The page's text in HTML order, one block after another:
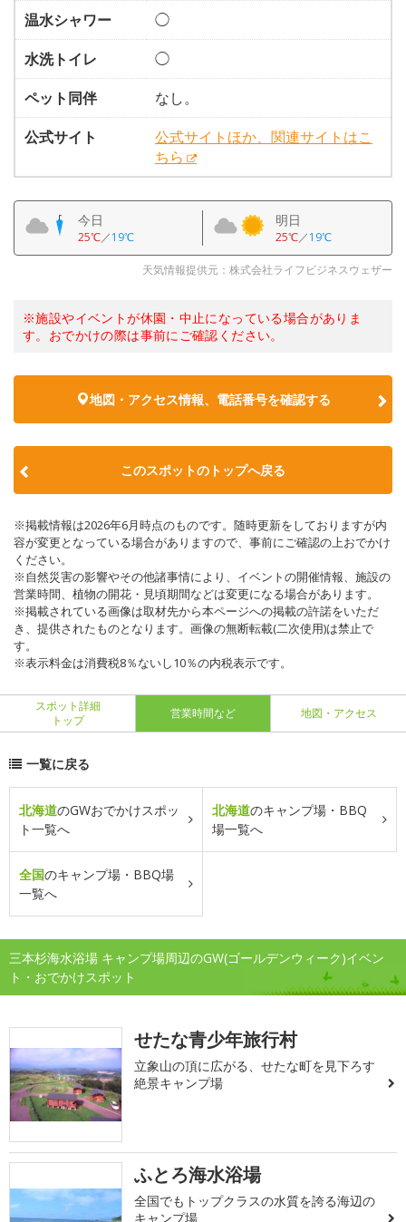
温水シャワー
◯
水洗トイレ
◯
ペット同伴
なし。
公式サイト
公式サイトほか、関連サイトはこ
ちら
今日
25℃／19℃
明日
25℃／19℃
天気情報提供元：株式会社ライフビジネスウェザー
※施設やイベントが休園・中止になっている場合がありま
す。おでかけの際は事前にご確認ください。
地図・アクセス情報、電話番号を確認する
このスポットのトップへ戻る
※掲載情報は2026年6月時点のものです。随時更新をしておりますが内
容が変更となっている場合がありますので、事前にご確認の上おでかけ
ください。
※自然災害の影響やその他諸事情により、イベントの開催情報、施設の
営業時間、植物の開花・見頃期間などは変更になる場合があります。
※掲載されている画像は取材先から本ページへの掲載の許諾をいただ
き、提供されたものとなります。画像の無断転載(二次使用)は禁止で
す。
※表示料金は消費税8％ないし10％の内税表示です。
スポット詳細
トップ
営業時間など 地図・アクセス
一覧に戻る
北海道のGWおでかけスポッ
ト一覧へ
北海道のキャンプ場・BBQ
場一覧へ
全国のキャンプ場・BBQ場
一覧へ
三本杉海水浴場 キャンプ場周辺のGW(ゴールデンウィーク)イベン
ト・おでかけスポット
せたな青少年旅行村
立象山の頂に広がる、せたな町を見下ろす
絶景キャンプ場
ふとろ海水浴場
全国でもトップクラスの水質を誇る海辺の
キャンプ場